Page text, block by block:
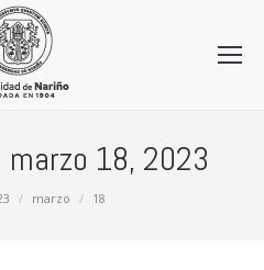
marzo 18, 2023
marzo 18